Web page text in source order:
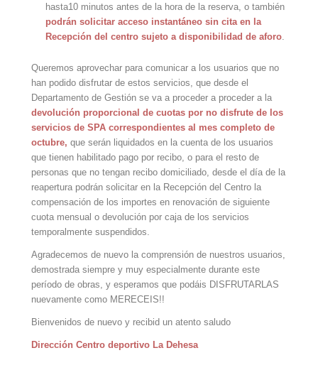
hasta10 minutos antes de la hora de la reserva, o también
podrán solicitar acceso instantáneo sin cita en la
Recepción del centro sujeto a disponibilidad de aforo.
Queremos aprovechar para comunicar a los usuarios que no
han podido disfrutar de estos servicios, que desde el
Departamento de Gestión se va a proceder a proceder a la
devolución proporcional de cuotas por no disfrute de los
servicios de SPA correspondientes al mes completo de
octubre, que serán liquidados en la cuenta de los usuarios
que tienen habilitado pago por recibo, o para el resto de
personas que no tengan recibo domiciliado, desde el día de la
reapertura podrán solicitar en la Recepción del Centro la
compensación de los importes en renovación de siguiente
cuota mensual o devolución por caja de los servicios
temporalmente suspendidos.
Agradecemos de nuevo la comprensión de nuestros usuarios,
demostrada siempre y muy especialmente durante este
período de obras, y esperamos que podáis DISFRUTARLAS
nuevamente como MERECEIS!!
Bienvenidos de nuevo y recibid un atento saludo
Dirección Centro deportivo La Dehesa